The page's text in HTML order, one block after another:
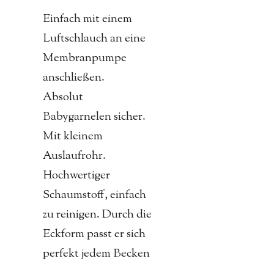
Einfach mit einem
Luftschlauch an eine
Membranpumpe
anschließen.
Absolut
Babygarnelen sicher.
Mit kleinem
Auslaufrohr.
Hochwertiger
Schaumstoff, einfach
zu reinigen. Durch die
Eckform passt er sich
perfekt jedem Becken